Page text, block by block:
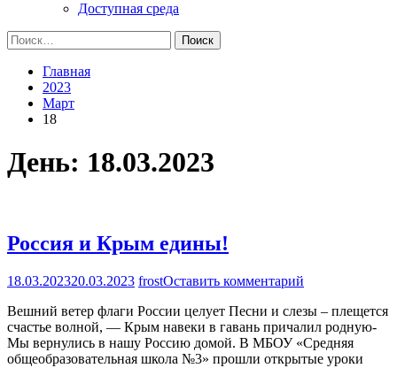
Доступная среда
Найти:
Главная
2023
Март
18
День: 18.03.2023
Россия и Крым едины!
18.03.202320.03.2023 frostОставить комментарий
и
Крым
едины!
Вешний ветер флаги России целует Песни и слезы – плещется
счастье волной, — Крым навеки в гавань причалил родную-
Мы вернулись в нашу Россию домой. В МБОУ «Средняя
общеобразовательная школа №3» прошли открытые уроки